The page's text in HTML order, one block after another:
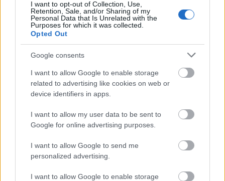
I want to opt-out of Collection, Use,
Retention, Sale, and/or Sharing of my
Personal Data that Is Unrelated with the
Purposes for which it was collected.
Opted Out
Google consents
I want to allow Google to enable storage
related to advertising like cookies on web or
device identifiers in apps.
I want to allow my user data to be sent to
Google for online advertising purposes.
I want to allow Google to send me
personalized advertising.
I want to allow Google to enable storage
Dakota Johnson Chris Martin
Profimedia